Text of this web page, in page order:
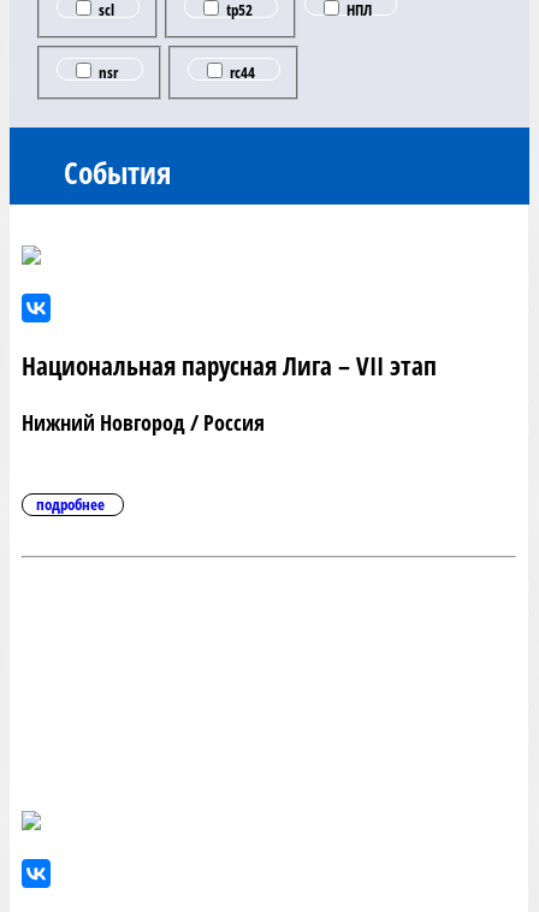
scl tp52 НПЛ
nsr rc44
События
Национальная парусная Лига – VII этап
Нижний Новгород / Россия
подробнее